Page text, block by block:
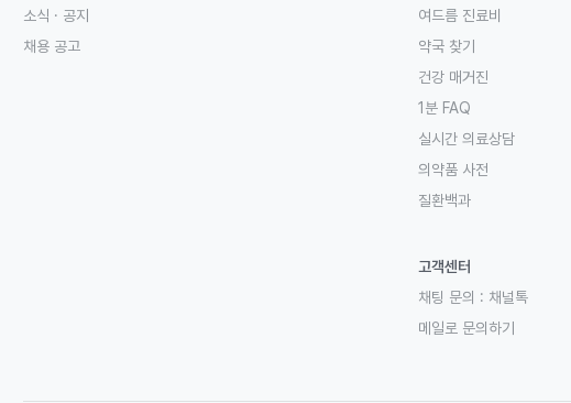
소식 · 공지
채용 공고
여드름 진료비
약국 찾기
건강 매거진
1분 FAQ
실시간 의료상담
의약품 사전
질환백과
고객센터
채팅 문의 : 채널톡
메일로 문의하기